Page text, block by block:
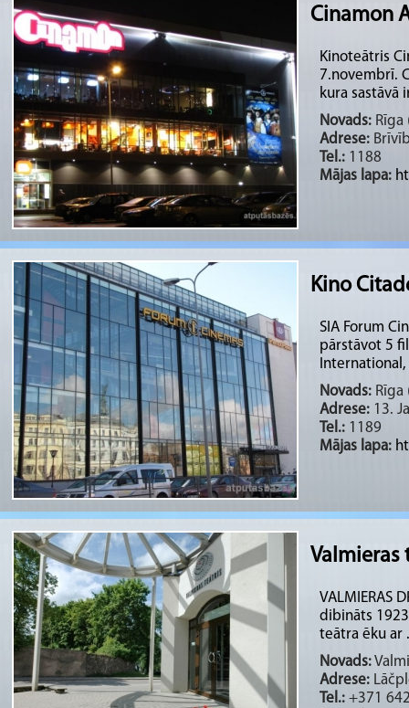
Cinamon
Kinoteātris
7.novembrī.
kura sastāvā
Novads: Rīga
Adrese:
Tel.: 1188
Mājas lapa:
Kino
SIA Forum
pārstāvot 5
International,
Novads: Rīga
Adrese: 13.
Tel.: 1189
Mājas lapa:
Valmieras
VALMIERAS
dibināts
teātra ēku ar
Novads:
Adrese:
Tel.: +371